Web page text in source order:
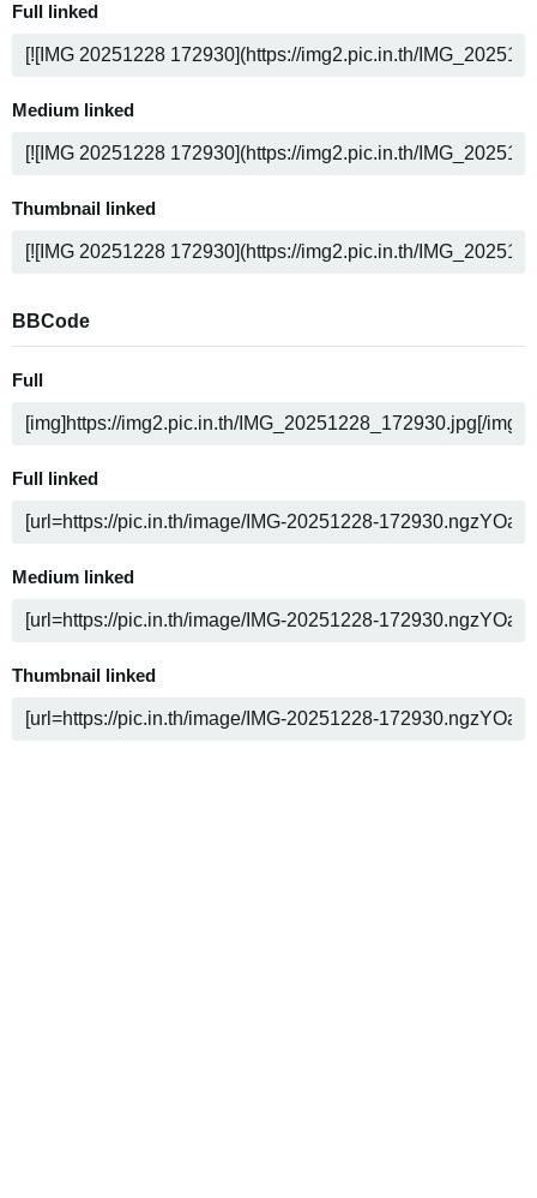
Full linked
Medium linked
Thumbnail linked
BBCode
Full
Full linked
Medium linked
Thumbnail linked